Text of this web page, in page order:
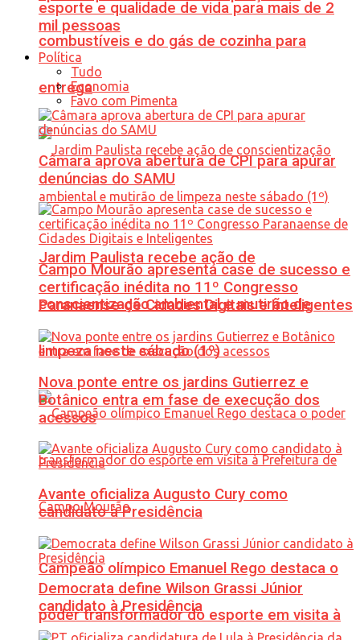
combustíveis e do gás de cozinha para
entrega
Jardim Paulista recebe ação de
conscientização ambiental e mutirão de
limpeza neste sábado (1º)
Campeão olímpico Emanuel Rego destaca o
poder transformador do esporte em visita à
esporte e qualidade de vida para mais de 2
mil pessoas
Política
Tudo
Economia
Favo com Pimenta
Câmara aprova abertura de CPI para apurar
denúncias do SAMU
Campo Mourão apresenta case de sucesso e
certificação inédita no 11º Congresso
Paranaense de Cidades Digitais e Inteligentes
Nova ponte entre os jardins Gutierrez e
Botânico entra em fase de execução dos
acessos
Avante oficializa Augusto Cury como
candidato à Presidência
Democrata define Wilson Grassi Júnior
candidato à Presidência